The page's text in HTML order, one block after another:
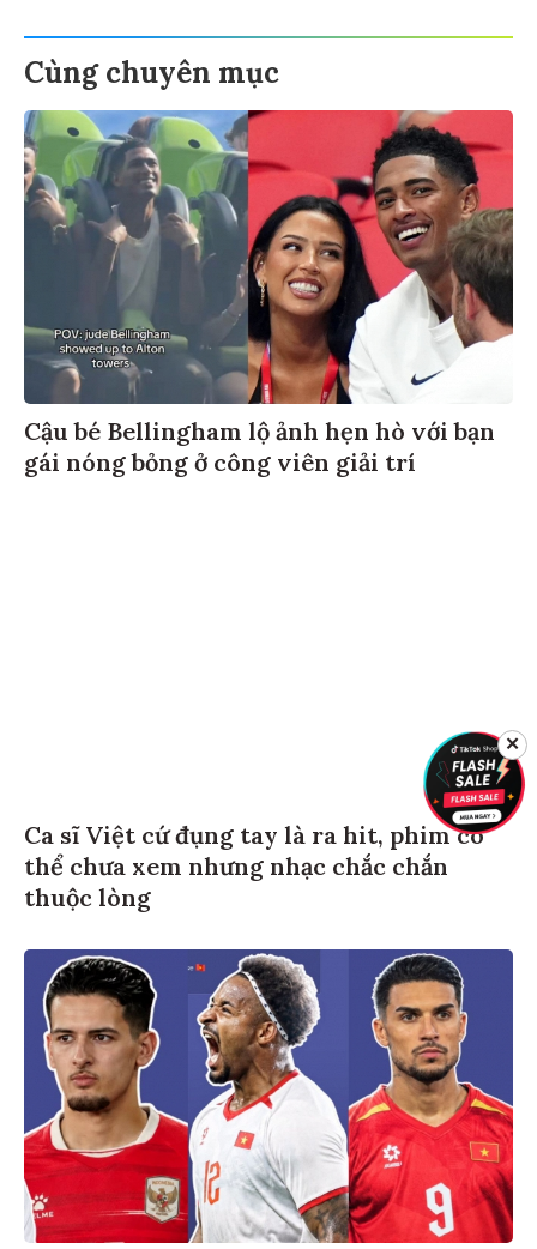
Cùng chuyên mục
Cậu bé Bellingham lộ ảnh hẹn hò với bạn
gái nóng bỏng ở công viên giải trí
Ca sĩ Việt cứ đụng tay là ra hit, phim có
thể chưa xem nhưng nhạc chắc chắn
thuộc lòng
✕